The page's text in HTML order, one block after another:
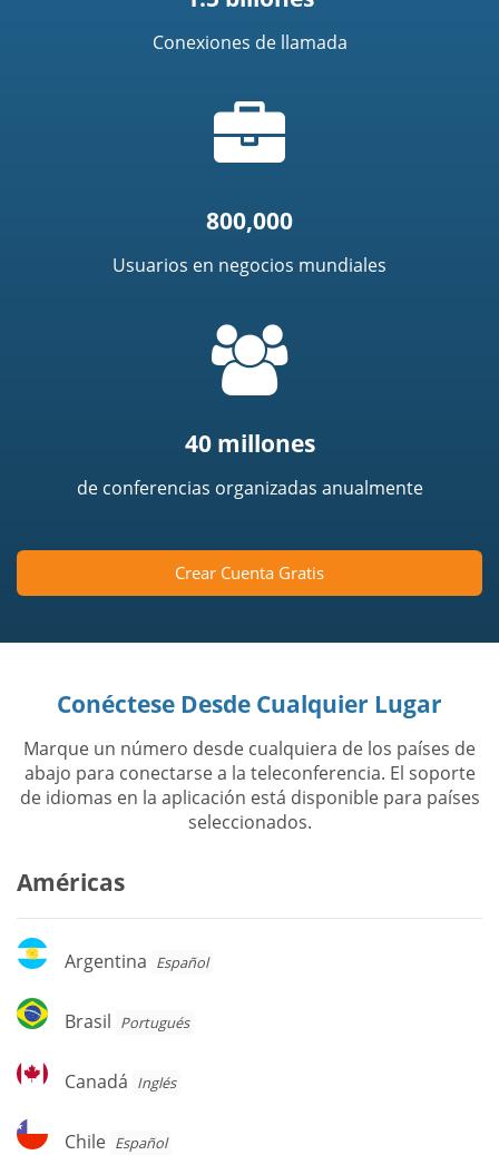
Conexiones de llamada
de
portafolio
800,000
Usuarios en negocios mundiales
40 millones
de conferencias organizadas anualmente
Crear Cuenta Gratis
Conéctese Desde Cualquier Lugar
Marque un número desde cualquiera de los países de
abajo para conectarse a la teleconferencia. El soporte
de idiomas en la aplicación está disponible para países
seleccionados.
Américas
Argentina
Argentina Español
Brasil
Brasil Portugués
Canadá
Canadá Inglés
Chile
Chile Español